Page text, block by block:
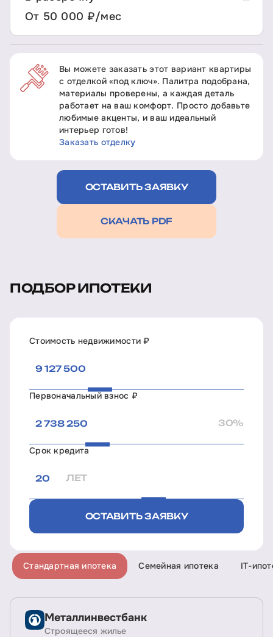
От 50 000 ₽/мес
Вы можете заказать этот вариант квартиры
с отделкой «под ключ». Палитра подобрана,
материалы проверены, а каждая деталь
работает на ваш комфорт. Просто добавьте
любимые акценты, и ваш идеальный
интерьер готов!
Заказать отделку
ОСТАВИТЬ ЗАЯВКУ
СКАЧАТЬ PDF
ПОДБОР ИПОТЕКИ
Стоимость недвижимости ₽
Первоначальный взнос ₽
30%
Срок кредита
ЛЕТ
ОСТАВИТЬ ЗАЯВКУ
Стандартная ипотека Семейная ипотека IT-
Металлинвестбанк
Строящееся жилье